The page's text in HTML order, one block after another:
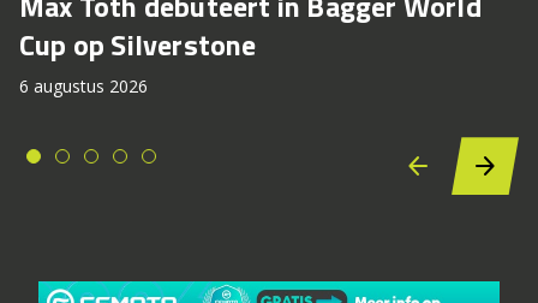
Cup op Silverstone
6 augustus 2026